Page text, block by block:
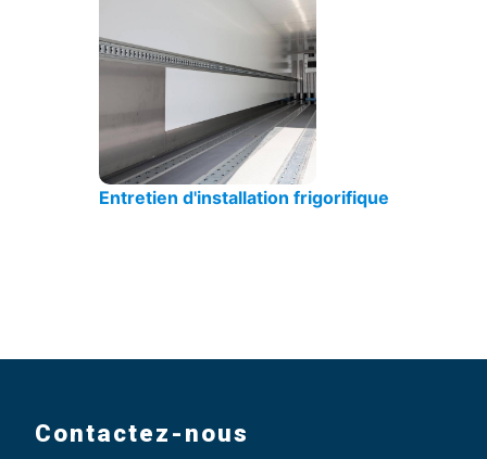
Entretien d'installation frigorifique
Contactez-nous